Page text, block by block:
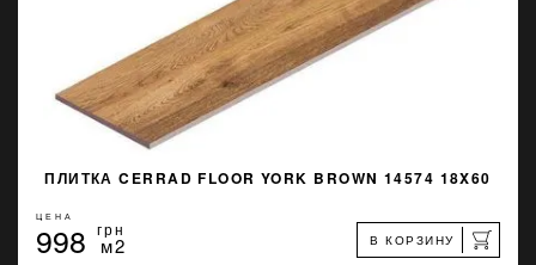
ПЛИТКА CERRAD FLOOR YORK BROWN 14574 18X60
ЦЕНА
998 грн
м2 В КОРЗИНУ